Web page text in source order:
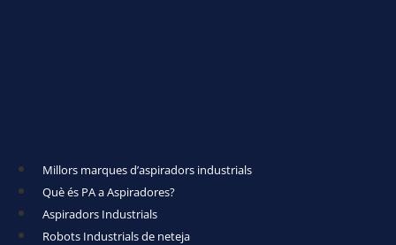
Millors marques d’aspiradors industrials
Què és PA a Aspiradores?
Aspiradors Industrials
Robots Industrials de neteja